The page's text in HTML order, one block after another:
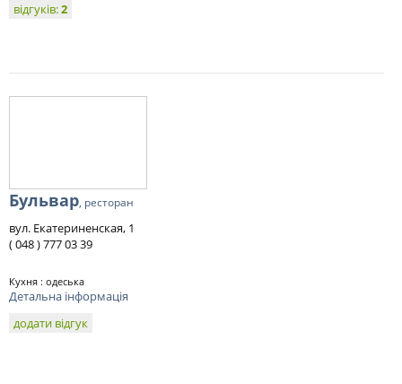
відгуків:2
Бульвар, ресторан
вул. Екатериненская, 1
( 048 ) 777 03 39
Кухня : одеська
Детальна інформація
додати відгук